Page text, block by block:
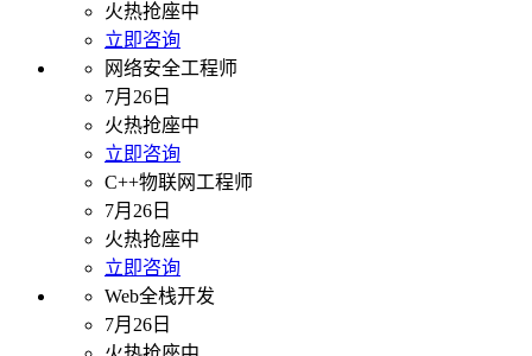
火热抢座中
立即咨询
网络安全工程师
7月26日
火热抢座中
立即咨询
C++物联网工程师
7月26日
火热抢座中
立即咨询
Web全栈开发
7月26日